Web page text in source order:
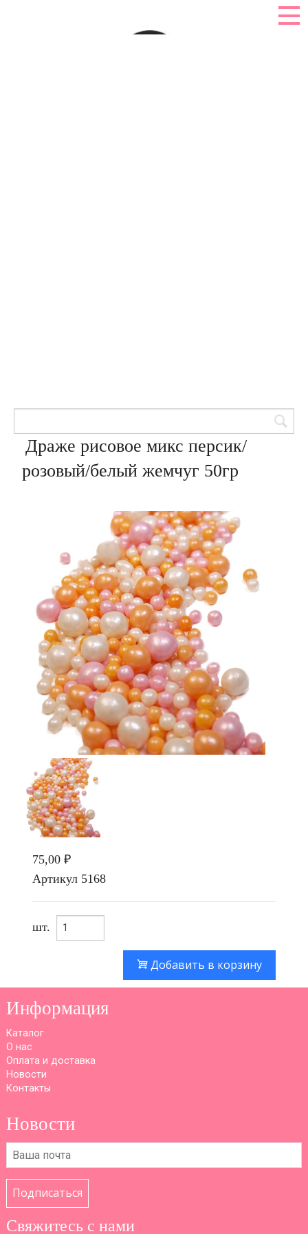
Драже рисовое микс персик/
розовый/белый жемчуг 50гр
75,00 ₽
Артикул 5168
шт.
Добавить в корзину
Информация
Каталог
О нас
Оплата и доставка
Новости
Контакты
Новости
Подписаться
Свяжитесь с нами